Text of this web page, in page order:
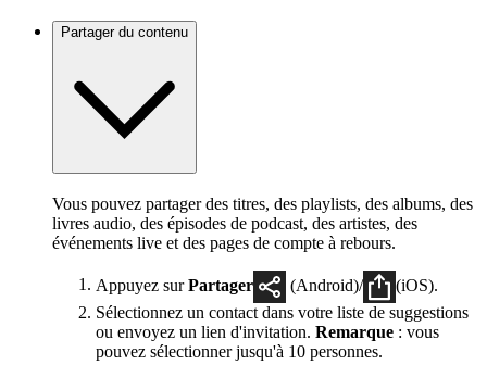
Partager du contenu
Vous pouvez partager des titres, des playlists, des albums, des
livres audio, des épisodes de podcast, des artistes, des
événements live et des pages de compte à rebours.
Appuyez surPartager (Android)/
(iOS).
Sélectionnez un contact dans votre liste de suggestions
ou envoyez un lien d'invitation. Remarque : vous
pouvez sélectionner jusqu'à 10 personnes.